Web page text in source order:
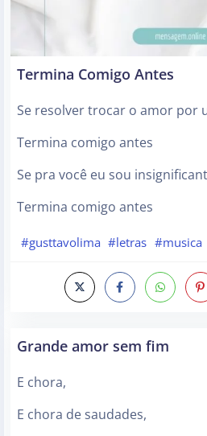
Termina Comigo Antes
Se resolver trocar o amor por
Termina comigo antes
Se pra você eu sou
Termina comigo antes
#gusttavolima #letras #musica
Grande amor sem fim
E chora,
E chora de saudades,